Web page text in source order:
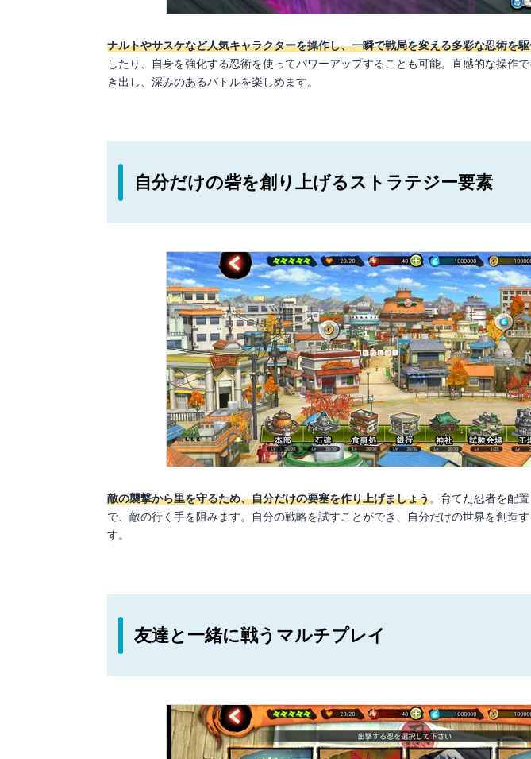
ナルトやサスケなど人気キャラクターを操作し、一瞬で戦局を変える多彩な忍術を
したり、自身を強化する忍術を使ってパワーアップすることも可能。直感的な操作
き出し、深みのあるバトルを楽しめます。
自分だけの砦を創り上げるストラテジー要素
敵の襲撃から里を守るため、自分だけの要塞を作り上げましょう。育てた忍者を配
で、敵の行く手を阻みます。自分の戦略を試すことができ、自分だけの世界を創造
す。
友達と一緒に戦うマルチプレイ